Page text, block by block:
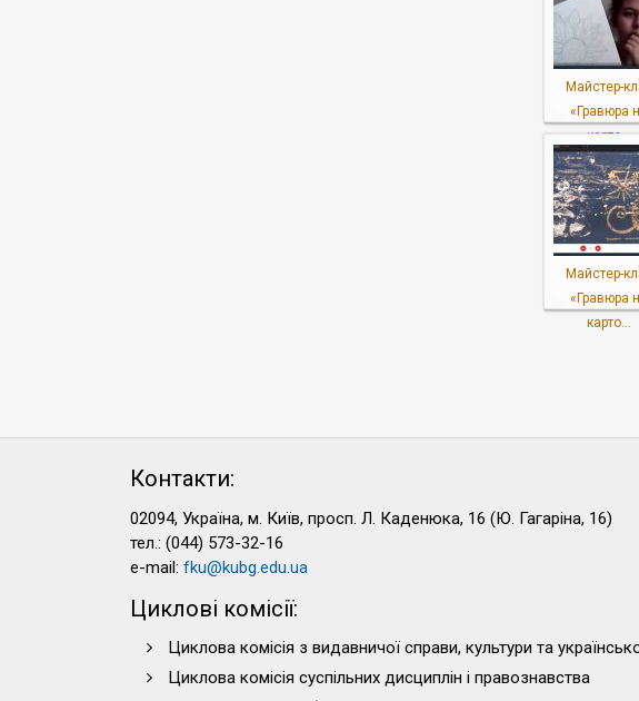
Майстер-
«Гравюра
карто...
Майстер-
«Гравюра
карто...
Контакти:
02094, Україна, м. Київ, просп. Л. Каденюка, 16 (Ю. Гагаріна, 16)
тел.: (044) 573-32-16
e-mail: fku@kubg.edu.ua
Циклові комісії:
Циклова комісія з видавничої справи, культури та
Циклова комісія суспільних дисциплін і правознавства